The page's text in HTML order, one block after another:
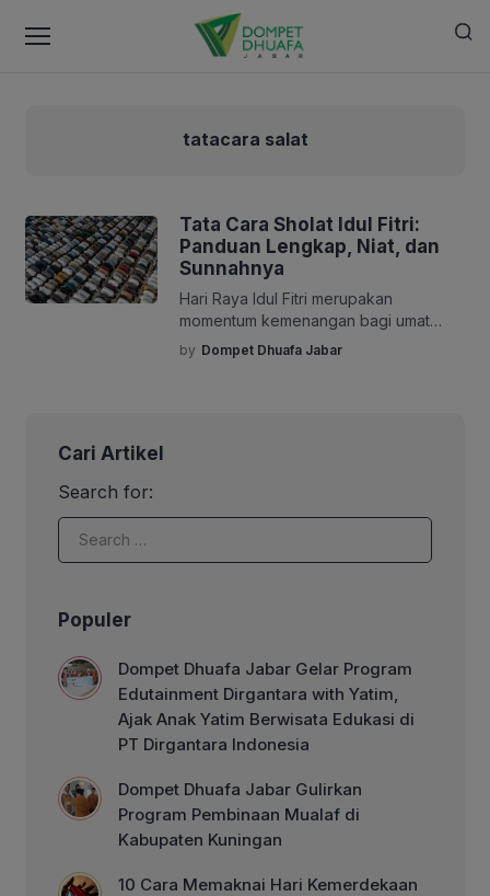
tatacara salat
Tata Cara Sholat Idul Fitri:
Panduan Lengkap, Niat, dan
Sunnahnya
Hari Raya Idul Fitri merupakan
momentum kemenangan bagi umat
Islam setelah menjalani ibadah puasa
Ramadhan selama satu bulan penuh.
mengiringinya. […]
by Dompet Dhuafa Jabar
Cari Artikel
Search for:
Populer
Dompet Dhuafa Jabar Gelar Program
Edutainment Dirgantara with Yatim,
Ajak Anak Yatim Berwisata Edukasi di
PT Dirgantara Indonesia
Dompet Dhuafa Jabar Gulirkan
Program Pembinaan Mualaf di
Kabupaten Kuningan
10 Cara Memaknai Hari Kemerdekaan